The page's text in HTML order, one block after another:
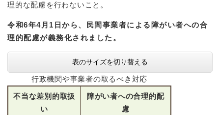
理的な配慮を行わないこと。
令和6年4月1日から、民間事業者による障がい者への合
理的配慮が義務化されました。
表のサイズを切り替える
行政機関や事業者の取るべき対応
不当な差別的取扱
い
障がい者への合理的配
慮